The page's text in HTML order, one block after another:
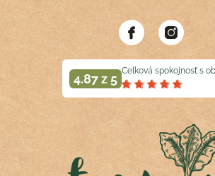
4.87 z 5
Celková spokojnosť s